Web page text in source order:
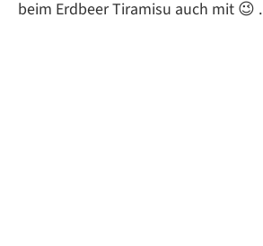
beim Erdbeer Tiramisu auch mit 😉 .